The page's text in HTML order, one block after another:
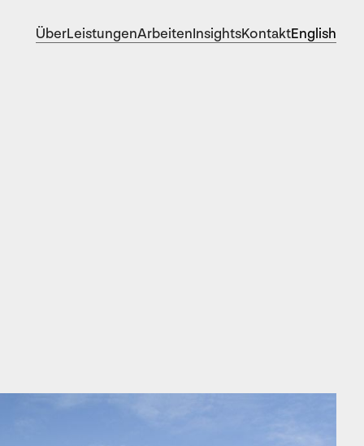
ÜberLeistungenArbeitenInsightsKontaktEnglish